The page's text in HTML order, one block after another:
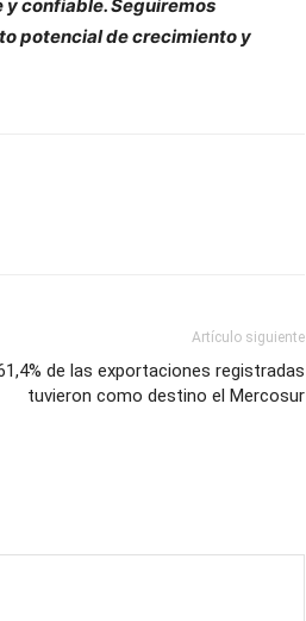
y confiable. Seguiremos
potencial de crecimiento y
Artículo siguiente
de las exportaciones registradas
tuvieron como destino el Mercosur